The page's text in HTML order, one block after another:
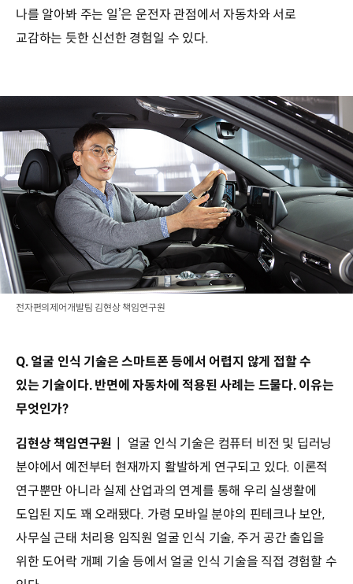
나를 알아봐 주는 일’은 운전자 관점에서 자동차와 서로
교감하는 듯한 신선한 경험일 수 있다.
전자편의제어개발팀 김현상 책임연구원
Q. 얼굴 인식 기술은 스마트폰 등에서 어렵지 않게 접할 수
있는 기술이다. 반면에 자동차에 적용된 사례는 드물다. 이유는
무엇인가?
김현상 책임연구원 ┃ 얼굴 인식 기술은 컴퓨터 비전 및 딥러닝
분야에서 예전부터 현재까지 활발하게 연구되고 있다. 이론적
연구뿐만 아니라 실제 산업과의 연계를 통해 우리 실생활에
도입된 지도 꽤 오래됐다. 가령 모바일 분야의 핀테크나 보안,
사무실 근태 처리용 임직원 얼굴 인식 기술, 주거 공간 출입을
위한 도어락 개폐 기술 등에서 얼굴 인식 기술을 직접 경험할 수